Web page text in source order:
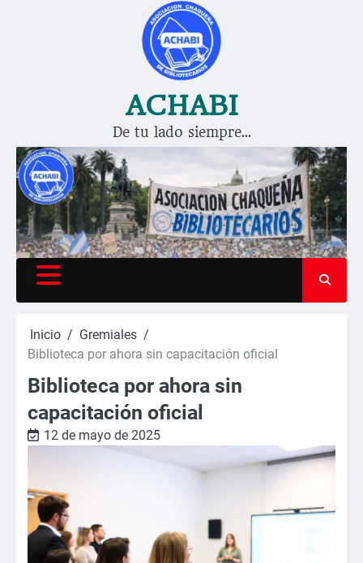
ACHABI
De tu lado siempre…
Inicio
Gremiales
Biblioteca por ahora sin capacitación oficial
Biblioteca por ahora sin
capacitación oficial
12 de mayo de 2025